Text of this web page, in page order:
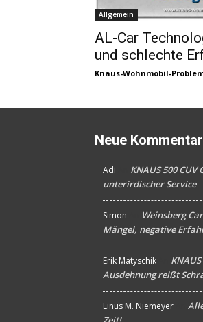
Allgemein
AL-Car
und schlechte
Knaus-Wohnmobil-
Neue
Adi
KNAUS 500
unterirdischer Service
Simon
Weinsberg
Mängel, negative
Erik Matyschik
Ausdehnung reißt
Linus M. Niemeyer